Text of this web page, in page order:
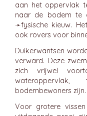
aan het oppervlak
naar de bodem te
➛fysische kieuw.
ook rovers voor
Duikerwantsen
verward. Deze
zich vrijwel
bodembewoners zijn.
Voor grotere